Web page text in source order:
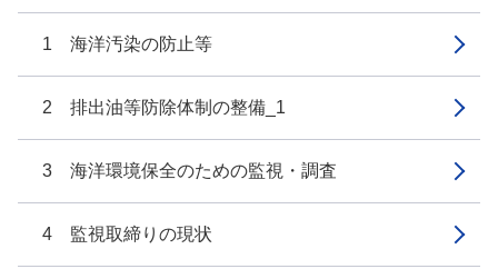
1 海洋汚染の防止等
2 排出油等防除体制の整備_1
3 海洋環境保全のための監視・調査
4 監視取締りの現状